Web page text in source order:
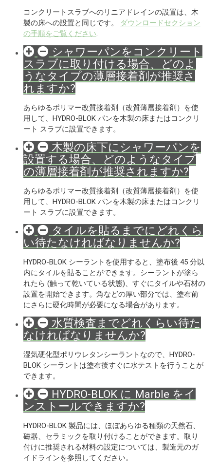
コンクリートスラブへのリニアドレインの設置は、木
製の床への設置と同じです。
ダウンロードセクション
の手順をご覧ください.
シャワーパンをコンクリート
スラブに取り付ける場合、どのよ
うなタイプの薄層接着剤が推奨さ
れますか?
あらゆるポリマー改質接着剤（改質薄層接着剤）を使
用して、HYDRO-BLOK パンを木製の床またはコンクリ
ート スラブに設置できます。
木製の床下にシャワーパンを
設置する場合、どのようなタイプ
の薄層接着剤が推奨されますか?
あらゆるポリマー改質接着剤（改質薄層接着剤）を使
用して、HYDRO-BLOK パンを木製の床またはコンクリ
ート スラブに設置できます。
タイルを貼るまでにどれくら
い待たなければなりませんか?
HYDRO-BLOK シーラントを使用すると、塗布後 45 分以
内にタイルを貼ることができます。シーラントが塗ら
れたら (触って乾いている状態)、すぐにタイルや石材の
設置を開始できます。角などの厚い部分では、塗布前
にさらに硬化時間が必要になる場合があります。
水質検査までどれくらい待た
なければなりませんか?
湿気硬化型ポリウレタンシーラントなので、HYDRO-
BLOK シーラントは塗布後すぐに水テストを行うことが
できます。
HYDRO-BLOK に Marble をイ
ンストールできますか?
HYDRO-BLOK 製品には、ほぼあらゆる種類の天然石、
磁器、セラミックを取り付けることができます。取り
付けに推奨される材料の設定については、製造元のガ
イドラインを参照してください。